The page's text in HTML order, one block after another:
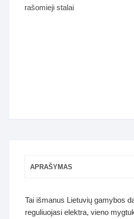
rašomieji stalai
APRAŠYMAS
Tai išmanus Lietuvių gamybos
reguliuojasi elektra, vieno